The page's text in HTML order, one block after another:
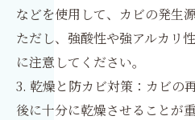
などを使用して、カビの発生
ただし、強酸性や強アルカリ
に注意してください。
3. 乾燥と防カビ対策：カビの
後に十分に乾燥させることが